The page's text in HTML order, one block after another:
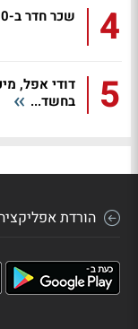
4 שכר חדר ב-200 דולר - וזכה במחצית מדירת המנוחה
5
דודי אפל,
בחשד...
הורדת